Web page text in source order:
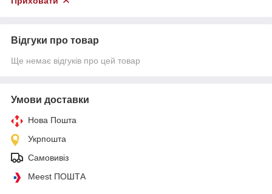
Відгуки про товар
Ще немає відгуків про цей товар
Умови доставки
Нова Пошта
Укрпошта
Самовивіз
Meest ПОШТА